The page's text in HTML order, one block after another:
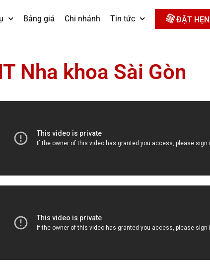
Bảng giá Chi nhánh Tin tức ĐẶT HẸN
Nha khoa Sài Gòn